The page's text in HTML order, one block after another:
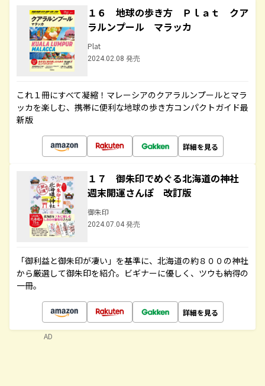
１６ 地球の歩き方 Ｐｌａｔ クア
ラルンプール マラッカ
Plat
2024.02.08 発売
これ１冊にすべて凝縮！マレーシアのクアラルンプールとマラ
ッカを楽しむ、携帯に便利な地球の歩き方コンパクトガイド最
新版
詳細を見る
１７ 御朱印でめぐる北海道の神社
週末開運さんぽ 改訂版
御朱印
2024.07.04 発売
「御利益と御朱印が凄い」を基準に、北海道の約８００の神社
から厳選して御朱印を紹介。ビギナーに優しく、ツウも納得の
一冊。
詳細を見る
AD